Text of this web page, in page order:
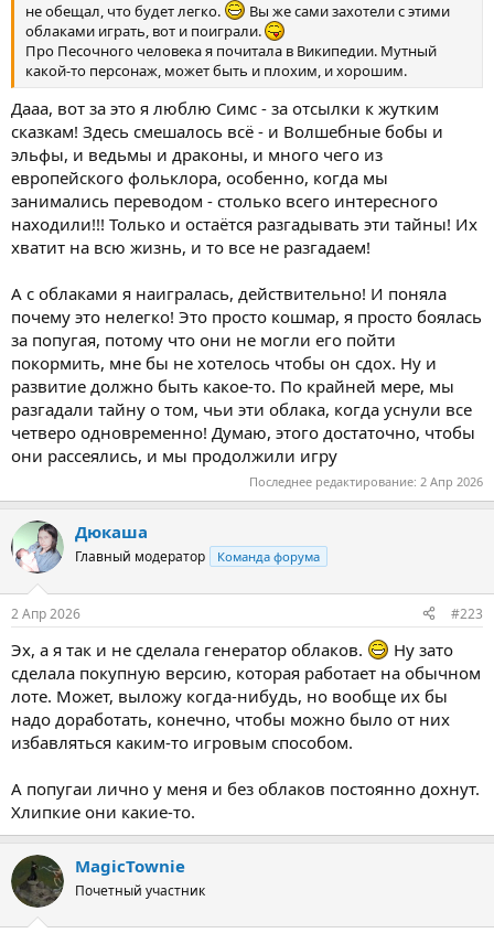
не обещал, что будет легко.
Вы же сами захотели с этими
облаками играть, вот и поиграли.
Про Песочного человека я почитала в Википедии. Мутный
какой-то персонаж, может быть и плохим, и хорошим.
Дааа, вот за это я люблю Симс - за отсылки к жутким
сказкам! Здесь смешалось всё - и Волшебные бобы и
эльфы, и ведьмы и драконы, и много чего из
европейского фольклора, особенно, когда мы
занимались переводом - столько всего интересного
находили!!! Только и остаётся разгадывать эти тайны! Их
хватит на всю жизнь, и то все не разгадаем!
А с облаками я наигралась, действительно! И поняла
почему это нелегко! Это просто кошмар, я просто боялась
за попугая, потому что они не могли его пойти
покормить, мне бы не хотелось чтобы он сдох. Ну и
развитие должно быть какое-то. По крайней мере, мы
разгадали тайну о том, чьи эти облака, когда уснули все
четверо одновременно! Думаю, этого достаточно, чтобы
они рассеялись, и мы продолжили игру
Последнее редактирование: 2 Апр 2026
Дюкаша
Главный модератор Команда форума
2 Апр 2026 #223
Эх, а я так и не сделала генератор облаков.
Ну зато
сделала покупную версию, которая работает на обычном
лоте. Может, выложу когда-нибудь, но вообще их бы
надо доработать, конечно, чтобы можно было от них
избавляться каким-то игровым способом.
А попугаи лично у меня и без облаков постоянно дохнут.
Хлипкие они какие-то.
MagicTownie
Почетный участник